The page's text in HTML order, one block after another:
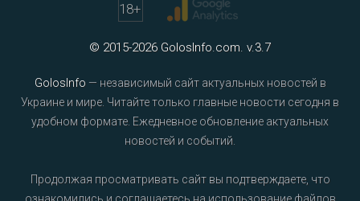
18+
© 2015-2026 GolosInfo.com. v.3.7
GolosInfo — независимый сайт актуальных новостей в
Украине и мире. Читайте только главные новости сегодня в
удобном формате. Ежедневное обновление актуальных
новостей и событий.
Продолжая просматривать сайт вы подтверждаете, что